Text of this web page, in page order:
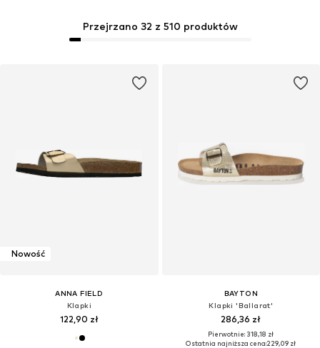
Przejrzano 32 z 510 produktów
Nowość
ANNA FIELD
Klapki
122,90 zł
BAYTON
Klapki 'Ballarat'
286,36 zł
Pierwotnie: 318,18 zł
Ostatnia najniższa cena:229,09 zł